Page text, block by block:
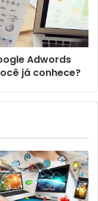
Adwords
já conhece?